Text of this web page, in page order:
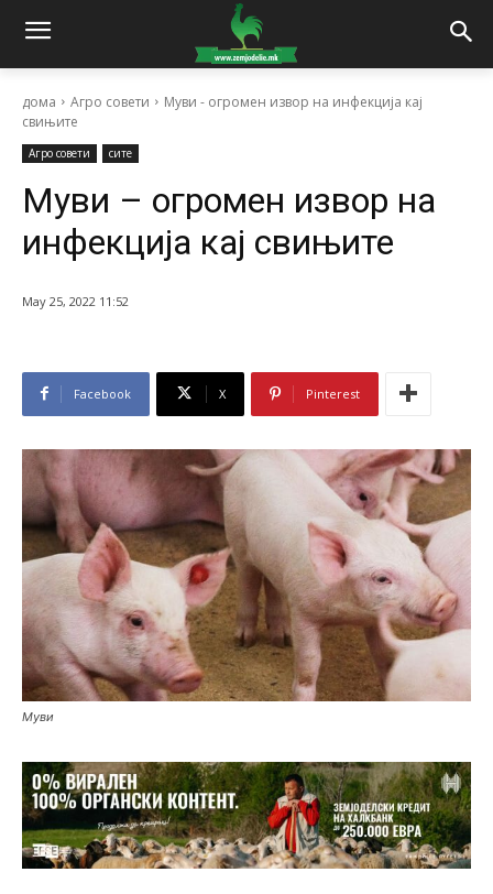
дома Агро совети
Муви - огромен извор на инфекција кај
свињите
Агро совети сите
Муви – огромен извор на
инфекција кај свињите
May 25, 2022 11:52
Facebook X Pinterest
Муви